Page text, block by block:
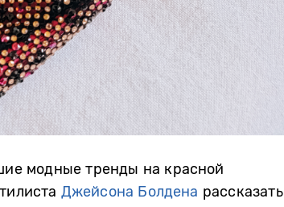
модные тренды на красной
Джейсона Болдена рассказать